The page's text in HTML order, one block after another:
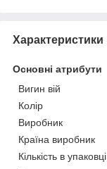
Характеристики
Основні атрибути
Вигин вій
Колір
Виробник
Країна виробник
Кількість в упаковці